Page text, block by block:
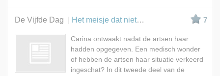
De Vijfde Dag Het meisje dat niet sterven wilde (2) 7
Carina ontwaakt nadat de artsen haar
hadden opgegeven. Een medisch wonder
of hebben de artsen haar situatie verkeerd
ingeschat? In dit tweede deel van de